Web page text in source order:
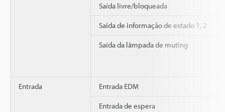
Saída livre/bloqueada
Saída de informação de estado 1, 2
Saída da lâmpada de muting
Entrada Entrada EDM
Entrada de espera